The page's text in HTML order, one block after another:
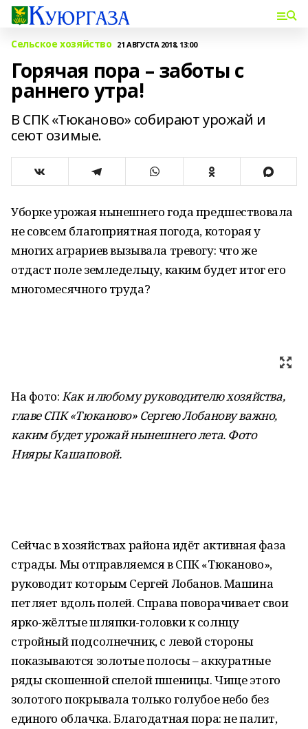
Сельское хозяйство 21 АВГУСТА 2018, 13:00
Горячая пора – заботы с
раннего утра!
В СПК «Тюканово» собирают урожай и
сеют озимые.
Уборке урожая нынешнего года предшествовала
не совсем благоприятная погода, которая у
многих аграриев вызывала тревогу: что же
отдаст поле земледельцу, каким будет итог его
многомесячного труда?
На фото:Как и любому руководителю хозяйства,
главе СПК «Тюканово» Сергею Лобанову важно,
каким будет урожай нынешнего лета. Фото
Нияры Кашаповой.
Сейчас в хозяйствах района идёт активная фаза
страды. Мы отправляемся в СПК «Тюканово»,
руководит которым Сергей Лобанов. Машина
петляет вдоль полей. Справа поворачивает свои
ярко-жёлтые шляпки-головки к солнцу
стройный подсолнечник, с левой стороны
показываются золотые полосы – аккуратные
ряды скошенной спелой пшеницы. Чище этого
золотого покрывала только голубое небо без
единого облачка. Благодатная пора: не палит,